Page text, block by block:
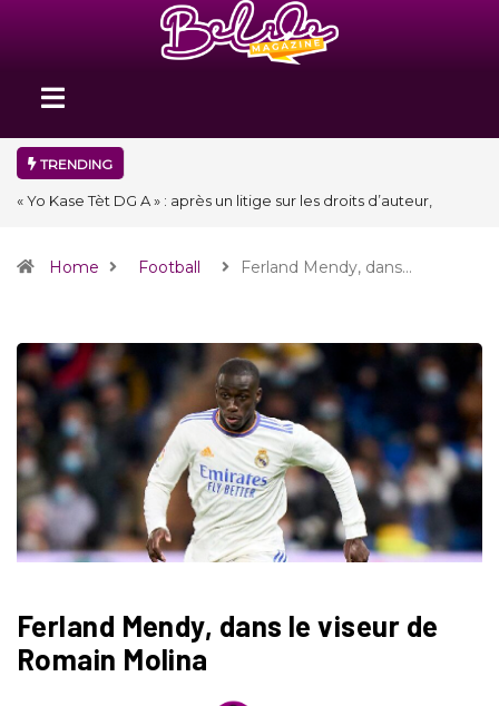
TRENDING
« Yo Kase Tèt DG A » : après un litige sur les droits d’auteur,
Home Football Ferland Mendy, dans…
Ferland Mendy, dans le viseur de
Romain Molina